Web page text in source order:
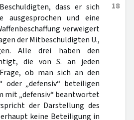
18
dass er sich
ausgesprochen und eine
verweigert
der Mitbeschuldigten U.,
Alle drei haben den
die von S. an jeden
ob man sich an den
oder „defensiv“ beteiligen
mit „defensiv“ beantwortet
der Darstellung des
keine Beteiligung in